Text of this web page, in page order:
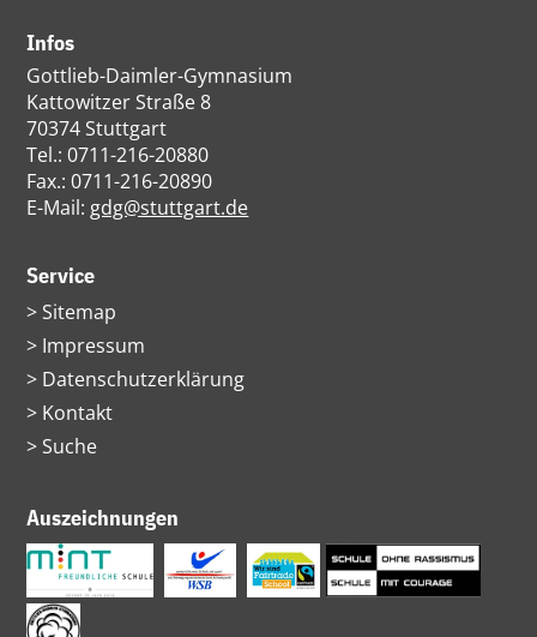
Infos
Gottlieb-Daimler-Gymnasium
Kattowitzer Straße 8
70374 Stuttgart
Tel.: 0711-216-20880
Fax.: 0711-216-20890
E-Mail: gdg@stuttgart.de
Service
Navigation
überspringen
Sitemap
Impressum
Datenschutzerklärung
Kontakt
Suche
Auszeichnungen